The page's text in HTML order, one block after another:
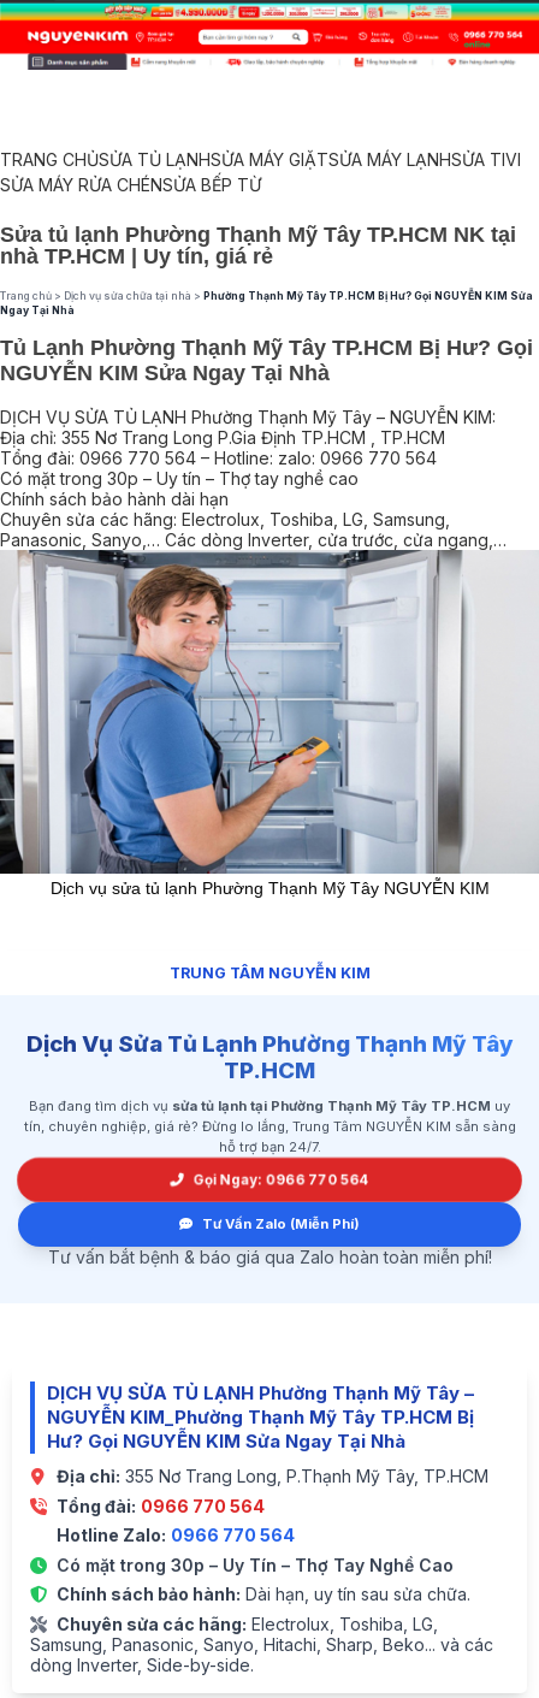
TRANG CHỦSỬA TỦ LẠNHSỬA MÁY GIẶTSỬA MÁY LẠNHSỬA TIVI
SỬA MÁY RỬA CHÉNSỬA BẾP TỪ
Sửa tủ lạnh Phường Thạnh Mỹ Tây TP.HCM NK tại
nhà TP.HCM | Uy tín, giá rẻ
Trang chủ > Dịch vụ sửa chữa tại nhà > Phường Thạnh Mỹ Tây TP.HCM Bị Hư? Gọi NGUYỄN KIM Sửa
Ngay Tại Nhà
Tủ Lạnh Phường Thạnh Mỹ Tây TP.HCM Bị Hư? Gọi
NGUYỄN KIM Sửa Ngay Tại Nhà
DỊCH VỤ SỬA TỦ LẠNH Phường Thạnh Mỹ Tây – NGUYỄN KIM:
Địa chỉ: 355 Nơ Trang Long P.Gia Định TP.HCM , TP.HCM
Tổng đài: 0966 770 564 – Hotline: zalo: 0966 770 564
Có mặt trong 30p – Uy tín – Thợ tay nghề cao
Chính sách bảo hành dài hạn
Chuyên sửa các hãng: Electrolux, Toshiba, LG, Samsung,
Panasonic, Sanyo,… Các dòng Inverter, cửa trước, cửa ngang,…
Dịch vụ sửa tủ lạnh Phường Thạnh Mỹ Tây NGUYỄN KIM
TRUNG TÂM NGUYỄN KIM
Dịch Vụ Sửa Tủ Lạnh Phường Thạnh Mỹ Tây
TP.HCM
Bạn đang tìm dịch vụ sửa tủ lạnh tại Phường Thạnh Mỹ Tây TP.HCM uy
tín, chuyên nghiệp, giá rẻ? Đừng lo lắng, Trung Tâm NGUYỄN KIM sẵn sàng
hỗ trợ bạn 24/7.
Gọi Ngay: 0966 770 564
Tư Vấn Zalo (Miễn Phí)
Tư vấn bắt bệnh & báo giá qua Zalo hoàn toàn miễn phí!
DỊCH VỤ SỬA TỦ LẠNH Phường Thạnh Mỹ Tây –
NGUYỄN KIM_Phường Thạnh Mỹ Tây TP.HCM Bị
Hư? Gọi NGUYỄN KIM Sửa Ngay Tại Nhà
Địa chỉ: 355 Nơ Trang Long, P.Thạnh Mỹ Tây, TP.HCM
Tổng đài: 0966 770 564
Hotline Zalo: 0966 770 564
Có mặt trong 30p – Uy Tín – Thợ Tay Nghề Cao
Chính sách bảo hành: Dài hạn, uy tín sau sửa chữa.
Chuyên sửa các hãng: Electrolux, Toshiba, LG,
Samsung, Panasonic, Sanyo, Hitachi, Sharp, Beko... và các
dòng Inverter, Side-by-side.